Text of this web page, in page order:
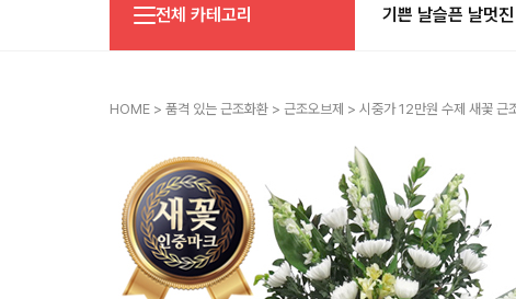
전체 카테고리 기쁜 날슬픈 날멋
HOME > 품격 있는 근조화환 > 근조오브제 > 시중가 12만원 수제 새꽃